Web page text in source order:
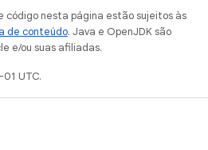
código nesta página estão sujeitos às
de conteúdo. Java e OpenJDK são
e/ou suas afiliadas.
UTC.